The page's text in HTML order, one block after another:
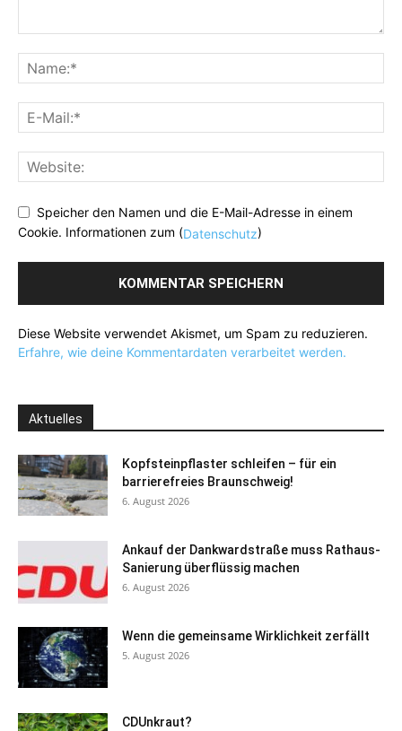
Speicher den Namen und die E-Mail-Adresse in einem
Cookie. Informationen zum (Datenschutz)
Diese Website verwendet Akismet, um Spam zu reduzieren.
Erfahre, wie deine Kommentardaten verarbeitet werden.
Aktuelles
Kopfsteinpflaster schleifen – für ein
barrierefreies Braunschweig!
6. August 2026
Ankauf der Dankwardstraße muss Rathaus-
Sanierung überflüssig machen
6. August 2026
Wenn die gemeinsame Wirklichkeit zerfällt
5. August 2026
CDUnkraut?